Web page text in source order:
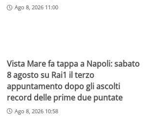
Ago 8, 2026 11:00
Vista Mare fa tappa a Napoli: sabato
8 agosto su Rai1 il terzo
appuntamento dopo gli ascolti
record delle prime due puntate
Ago 8, 2026 10:58